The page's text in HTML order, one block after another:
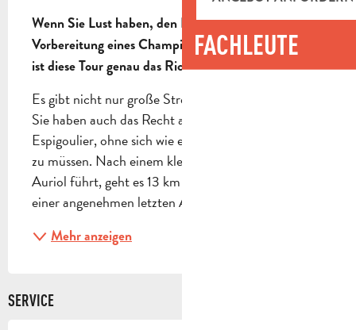
FACHLEUTE
Wenn Sie Lust haben, den Espigoulier ohne die
Vorbereitung eines Champions zu besteigen? Dann
ist diese Tour genau das Richtige für Sie.
Es gibt nicht nur große Strecken in der Gegend, und
Sie haben auch das Recht auf Ihre Sternstunde im
Espigoulier, ohne sich wie ein Champion vorbereiten
zu müssen. Nach einem kleinen Buckel, der Sie nach
Auriol führt, geht es 13 km lang bergauf, gefolgt von
einer angenehmen letzten Abfahrt nach...
Mehr anzeigen
SERVICE